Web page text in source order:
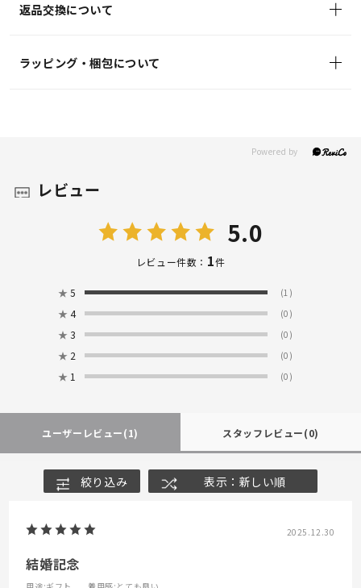
返品交換について
ラッピング・梱包について
レビュー
5.0
レビュー件数： 1件
★ 5 (1)
★ 4 (0)
★ 3 (0)
★ 2 (0)
★ 1 (0)
ユーザーレビュー(1) スタッフレビュー(0)
絞り込み 表示：新しい順
2025.12.30
結婚記念